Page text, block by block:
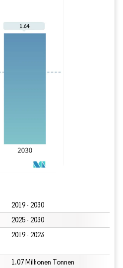
2019 - 2030
2025 - 2030
2019 - 2023
1.07 Millionen Tonnen